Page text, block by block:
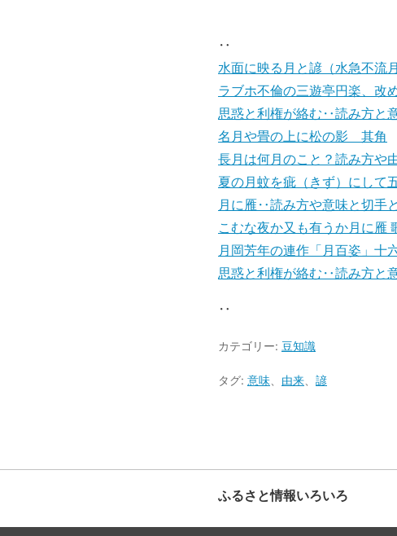
‥
水面に映る月と諺（水急不流
ラブホ不倫の三遊亭円楽、改
思惑と利権が絡む‥読み方と
名月や畳の上に松の影 其角
長月は何月のこと？読み方や
夏の月蚊を疵（きず）にし
月に雁‥読み方や意味と切手
こむな夜か又も有うか月に
月岡芳年の連作「月百姿」
思惑と利権が絡む‥読み方と
‥
カテゴリー: 豆知識
タグ: 意味 由来 諺
ふるさと情報いろいろ